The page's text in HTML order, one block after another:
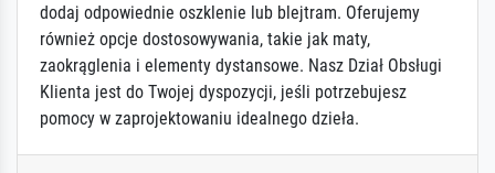
dodaj odpowiednie oszklenie lub blejtram. Oferujemy
również opcje dostosowywania, takie jak maty,
zaokrąglenia i elementy dystansowe. Nasz Dział Obsługi
Klienta jest do Twojej dyspozycji, jeśli potrzebujesz
pomocy w zaprojektowaniu idealnego dzieła.